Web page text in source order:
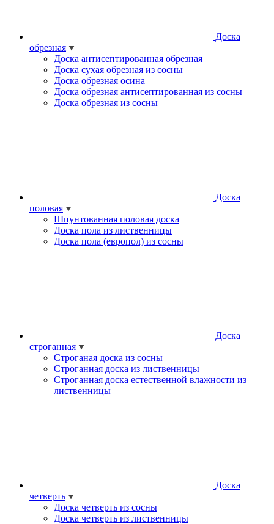
Доска
обрезная
Доска антисептированная обрезная
Доска сухая обрезная из сосны
Доска обрезная осина
Доска обрезная антисептированная из сосны
Доска обрезная из сосны
Доска
половая
Шпунтованная половая доска
Доска пола из лиственницы
Доска пола (европол) из сосны
Доска
строганная
Строганая доска из сосны
Строганная доска из лиственницы
Строганная доска естественной влажности из
лиственницы
Доска
четверть
Доска четверть из сосны
Доска четверть из лиственницы